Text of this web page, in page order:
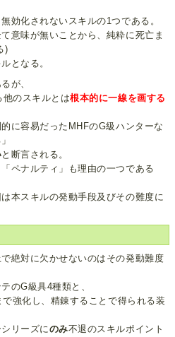
効化されないスキルの1つである。
意味が無いことから、純粋に死亡ま
)
となる。
が、
他のスキルとは根本的に一線を画する
に容易だったMHFのG級ハンターな
と断言される。
ペナルティ」も理由の一つである
本スキルの発動手段及びその難度に
絶対に欠かせないのはその発動難度
のG級具4種類と、
強化し、精錬することで得られる装
リーズにのみ不退のスキルポイント